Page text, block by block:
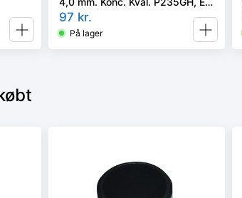
10253-2 type B
97 kr.
På lager